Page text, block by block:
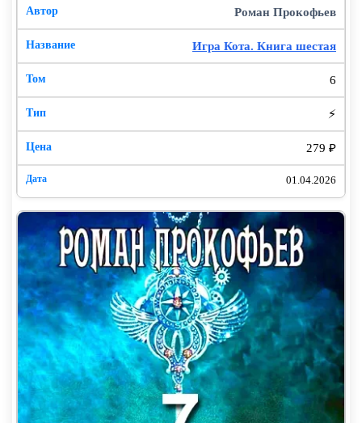
Роман Прокофьев
Игра Кота. Книга шестая
6
⚡
279 ₽
01.04.2026